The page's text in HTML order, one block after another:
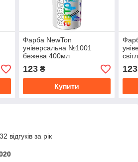
Фарба NewTon
універсальна №1001
бежева 400мл
123₴
Купити
123
відгуків за рік